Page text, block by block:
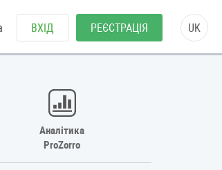
ВХІД РЕЄСТРАЦІЯ UK
Аналітика
ProZorro